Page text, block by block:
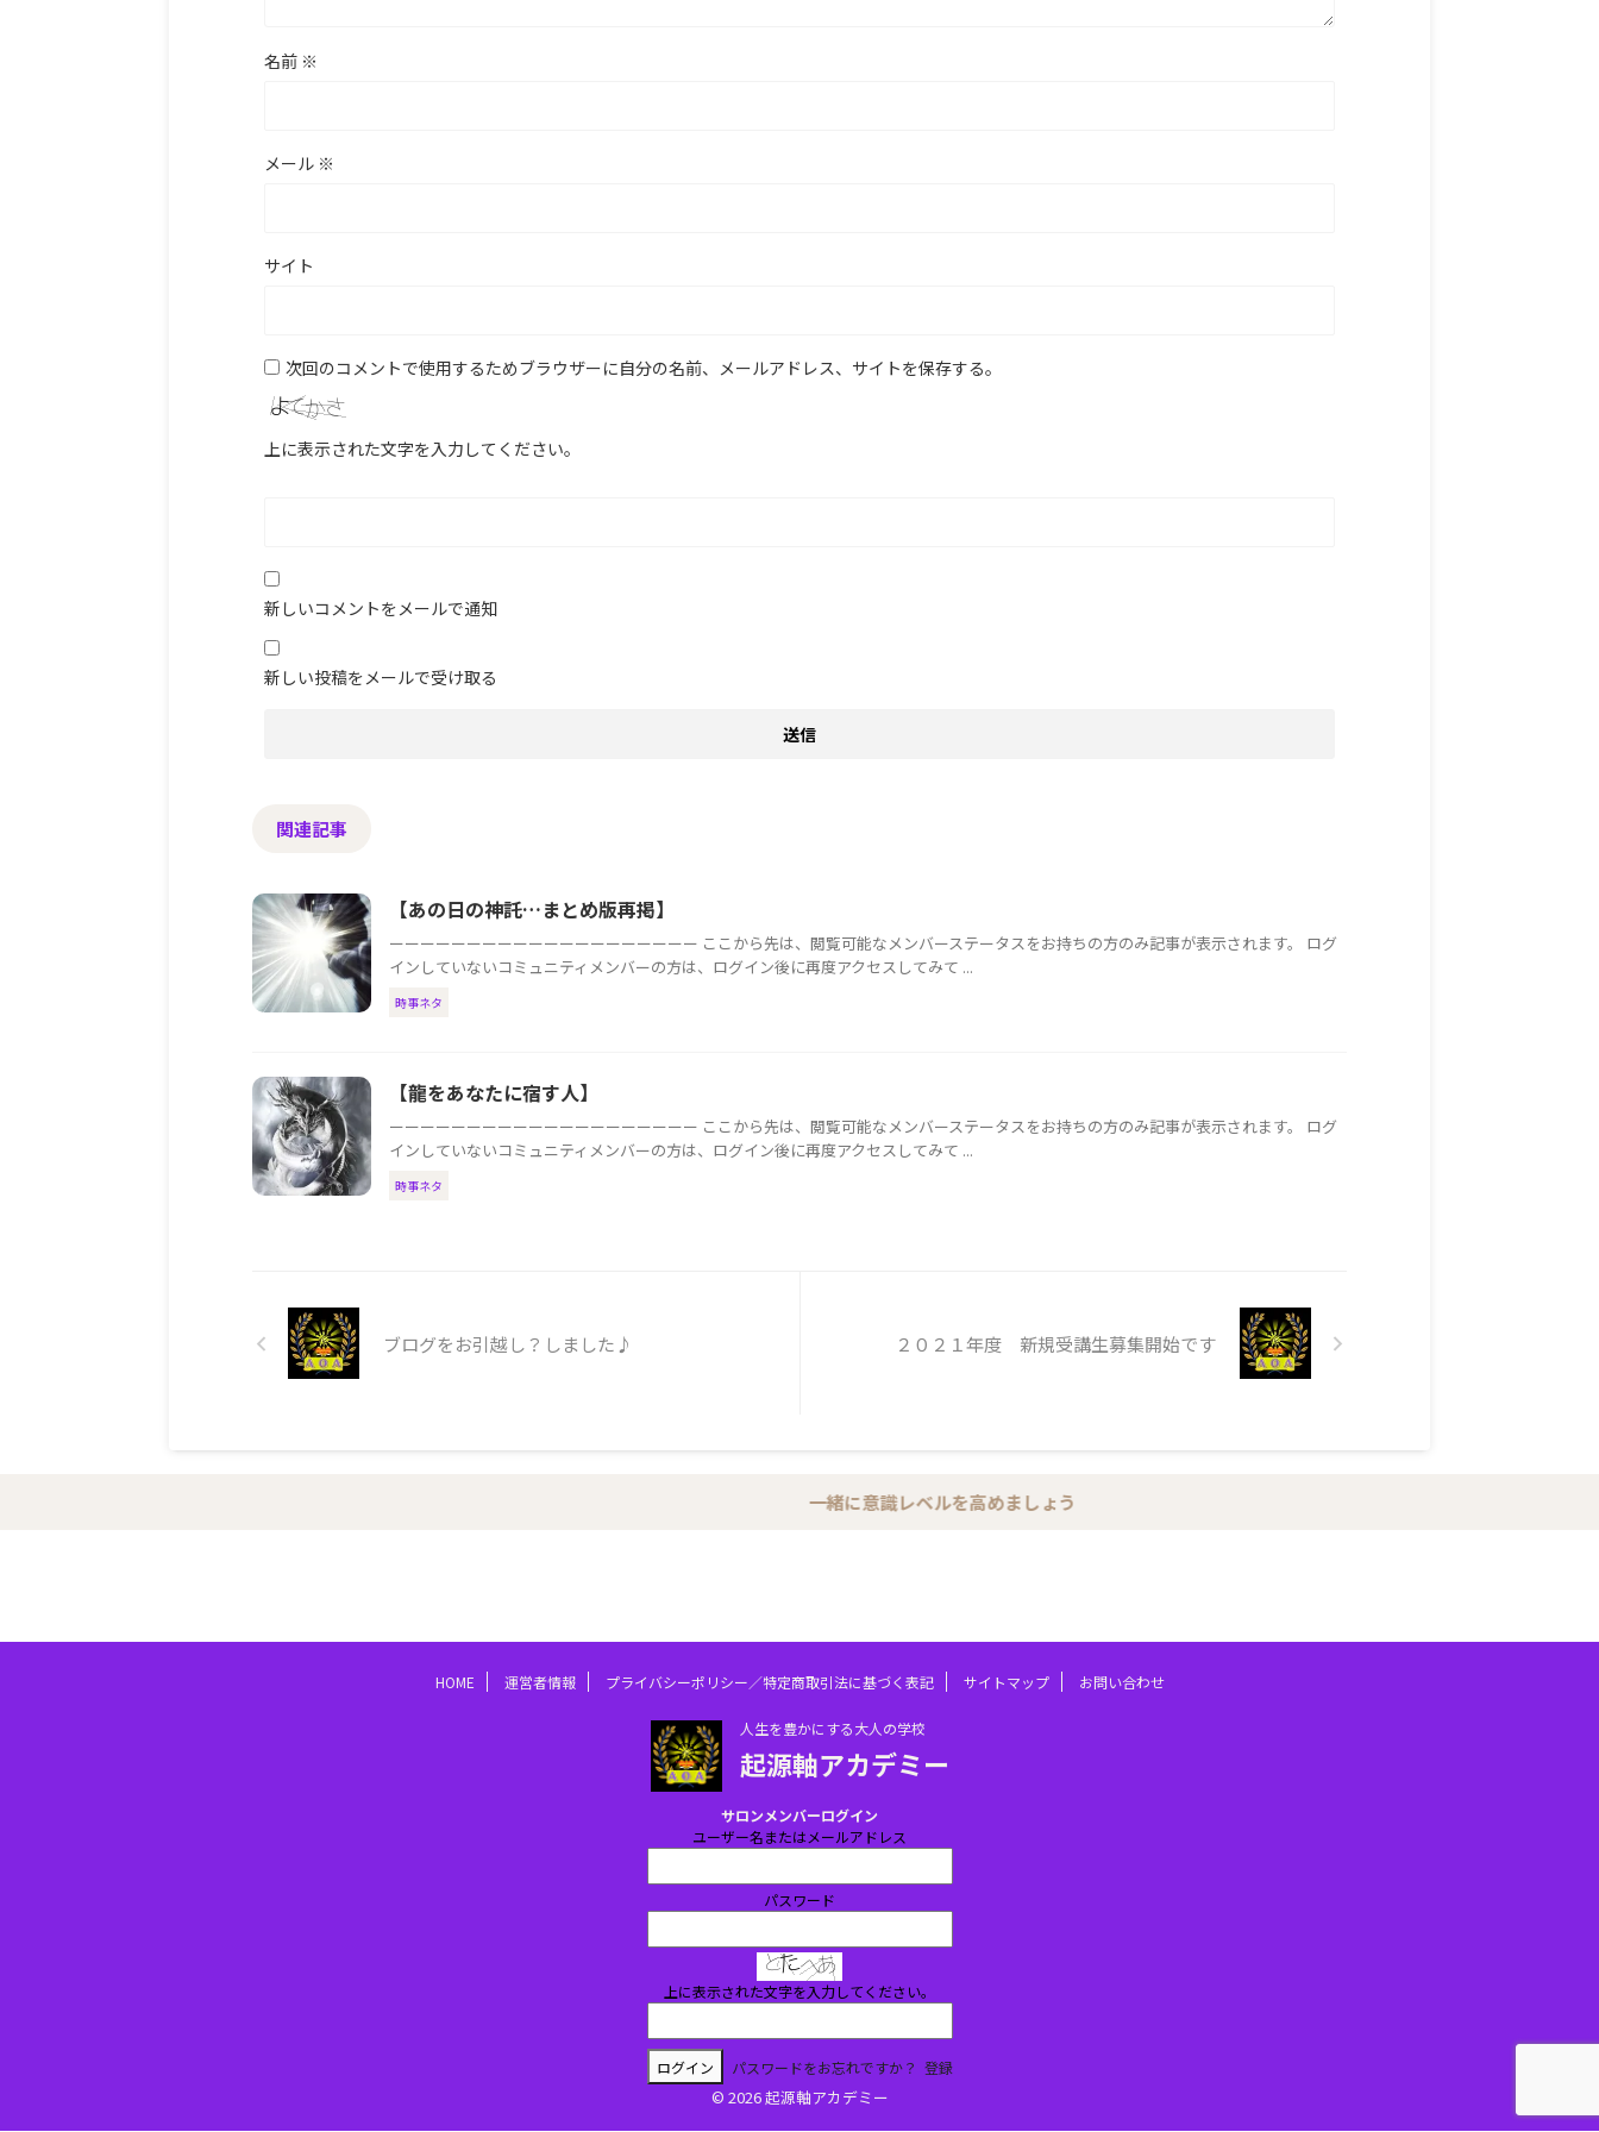
名前 ※
メール ※
サイト
次回のコメントで使用するためブラウザーに自分の名前、メールアドレス、サイトを保存する。
上に表示された文字を入力してください。
新しいコメントをメールで通知
新しい投稿をメールで受け取る
関連記事
【あの日の神託…まとめ版再掲】
ーーーーーーーーーーーーーーーーーーーー ここから先は、閲覧可能なメンバーステータスをお持ちの方のみ記事が表示されます。 ログ
インしていないコミュニティメンバーの方は、ログイン後に再度アクセスしてみて ...
時事ネタ
【龍をあなたに宿す人】
ーーーーーーーーーーーーーーーーーーーー ここから先は、閲覧可能なメンバーステータスをお持ちの方のみ記事が表示されます。 ログ
インしていないコミュニティメンバーの方は、ログイン後に再度アクセスしてみて ...
時事ネタ
ブログをお引越し？しました♪ ２０２１年度 新規受講生募集開始です
一緒に意識レベルを高めましょう
HOME 運営者情報 プライバシーポリシー／特定商取引法に基づく表記 サイトマップ お問い合わせ
人生を豊かにする大人の学校
起源軸アカデミー
サロンメンバーログイン
ユーザー名またはメールアドレス
パスワード
上に表示された文字を入力してください。
パスワードをお忘れですか？ 登録
© 2026 起源軸アカデミー